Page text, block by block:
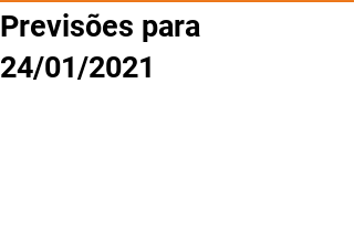
Previsões para
24/01/2021